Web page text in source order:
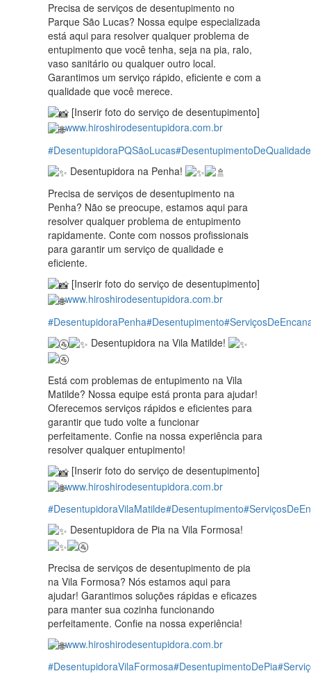
Precisa de serviços de desentupimento no
Parque São Lucas? Nossa equipe especializada
está aqui para resolver qualquer problema de
entupimento que você tenha, seja na pia, ralo,
vaso sanitário ou qualquer outro local.
Garantimos um serviço rápido, eficiente e com a
qualidade que você merece.
[Inserir foto do serviço de desentupimento]
www.hiroshirodesentupidora.com.br
#DesentupidoraPQSãoLucas#DesentupimentoDeQualidade
Desentupidora na Penha!
Precisa de serviços de desentupimento na
Penha? Não se preocupe, estamos aqui para
resolver qualquer problema de entupimento
rapidamente. Conte com nossos profissionais
para garantir um serviço de qualidade e
eficiente.
[Inserir foto do serviço de desentupimento]
www.hiroshirodesentupidora.com.br
#DesentupidoraPenha#Desentupimento
Desentupidora na Vila Matilde!
Está com problemas de entupimento na Vila
Matilde? Nossa equipe está pronta para ajudar!
Oferecemos serviços rápidos e eficientes para
garantir que tudo volte a funcionar
perfeitamente. Confie na nossa experiência para
resolver qualquer entupimento!
[Inserir foto do serviço de desentupimento]
www.hiroshirodesentupidora.com.br
#DesentupidoraVilaMatilde#Desentupimento
Desentupidora de Pia na Vila Formosa!
Precisa de serviços de desentupimento de pia
na Vila Formosa? Nós estamos aqui para
ajudar! Garantimos soluções rápidas e eficazes
para manter sua cozinha funcionando
perfeitamente. Confie na nossa experiência!
www.hiroshirodesentupidora.com.br
#DesentupidoraVilaFormosa#DesentupimentoDePia